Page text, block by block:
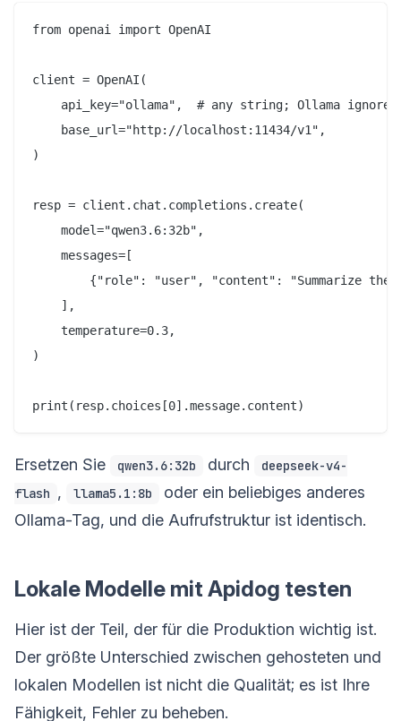
from openai import OpenAI
client = OpenAI(
api_key="ollama",  # any string; Ollama ignores
    base_url="http://localhost:11434/v1",
)
resp = client.chat.completions.create(
    model="qwen3.6:32b",
    messages=[
{"role": "user", "content": "Summarize
    ],
    temperature=0.3,
)
Ersetzen Sie qwen3.6:32b durch
deepseek-v4-
flash , llama5.1:8b
oder ein beliebiges anderes
Ollama-Tag, und die Aufrufstruktur ist identisch.
Lokale Modelle mit Apidog testen
Hier ist der Teil, der für die Produktion wichtig ist.
Der größte Unterschied zwischen gehosteten und
lokalen Modellen ist nicht die Qualität; es ist Ihre
Fähigkeit, Fehler zu beheben.